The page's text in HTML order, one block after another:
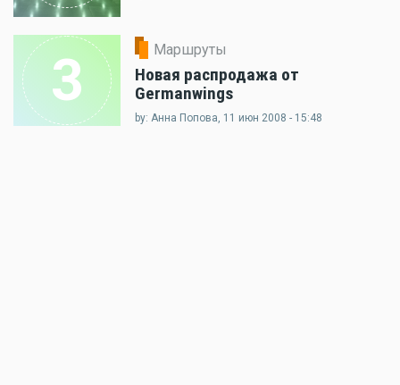
3 Маршруты
Новая распродажа от
Germanwings
by: Анна Попова, 11 июн 2008 - 15:48